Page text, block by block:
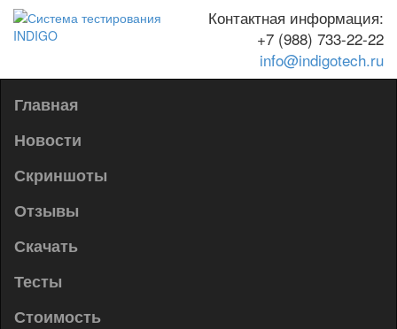
Контактная информация:
+7 (988) 733-22-22
info@indigotech.ru
Главная
Новости
Скриншоты
Отзывы
Скачать
Тесты
Стоимость